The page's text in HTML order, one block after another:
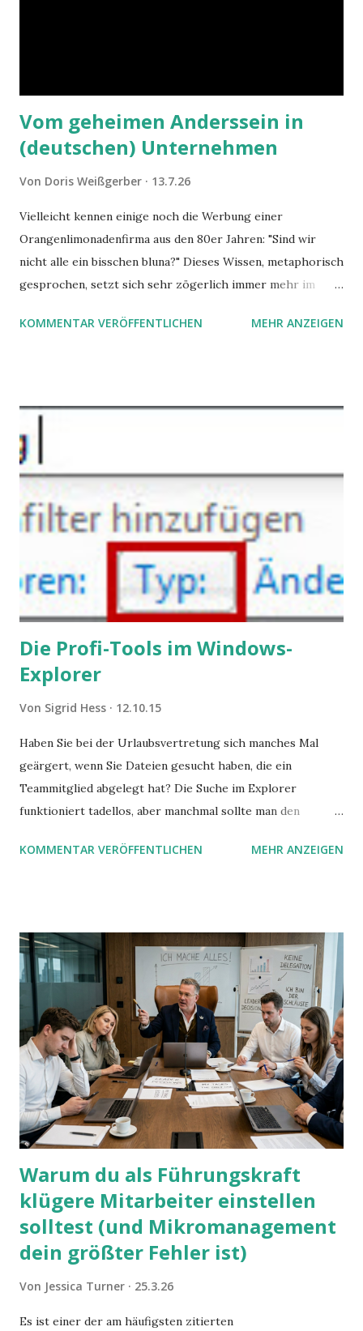
Vom geheimen Anderssein in
(deutschen) Unternehmen
Von Doris Weißgerber 13.7.26
Vielleicht kennen einige noch die Werbung einer
Orangenlimonadenfirma aus den 80er Jahren: "Sind wir
nicht alle ein bisschen bluna?" Dieses Wissen, metaphorisch
gesprochen, setzt sich sehr zögerlich immer mehr im
gleich. Im Arbeitskontext kann es zu nicht verstandenen
Angstzuständen ihrer Mitglieder. Dafür könnte es Gründe
geben, die weitgehend noch im Dunkeln zu liegen scheinen.
KOMMENTAR VERÖFFENTLICHEN MEHR ANZEIGEN
Die Profi-Tools im Windows-
Explorer
Von Sigrid Hess 12.10.15
Haben Sie bei der Urlaubsvertretung sich manches Mal
geärgert, wenn Sie Dateien gesucht haben, die ein
Teammitglied abgelegt hat? Die Suche im Explorer
funktioniert tadellos, aber manchmal sollte man den
mit UND oder ODER oder NICHT... Das geht so einfach,
KOMMENTAR VERÖFFENTLICHEN MEHR ANZEIGEN
Warum du als Führungskraft
klügere Mitarbeiter einstellen
solltest (und Mikromanagement
dein größter Fehler ist)
Von Jessica Turner 25.3.26
Es ist einer der am häufigsten zitierten